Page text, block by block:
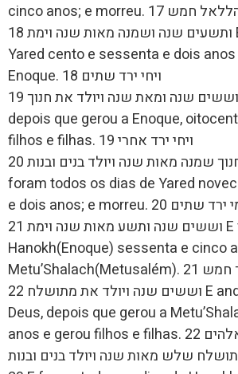
cinco anos; e morreu. 17 ויהיו כל ימי מהללאל חמש
ותשעים שנה ושמנה מאות שנה וימת 18 E viveu
Yared cento e sessenta e dois
Enoque. 18 ויחי ירד שתים
וששים שנה ומאת שנה ויולד את חנוך 19 E viveu Yared,
depois que gerou a Enoque,
filhos e filhas. 19 ויחי ירד אחרי
הולידו את חנוך שמנה מאות שנה ויולד בנים ובנות 20 E
foram todos os dias de Yared
e dois anos; e morreu. 20 ויהיו כל ימי ירד שתים
וששים שנה ותשע מאות שנה וימת 21 E viveu
Hanokh(Enoque) sessenta e cinco
Metu’Shalach(Metusalém). 21 ויחי חנוך חמש
וששים שנה ויולד את מתושלח 22 E andou Hanokh com
Deus, depois que gerou a
anos e gerou filhos e filhas. 22 ויתהלך חנוך את האלהים
שלש מאות שנה ויולד בנים ובנות